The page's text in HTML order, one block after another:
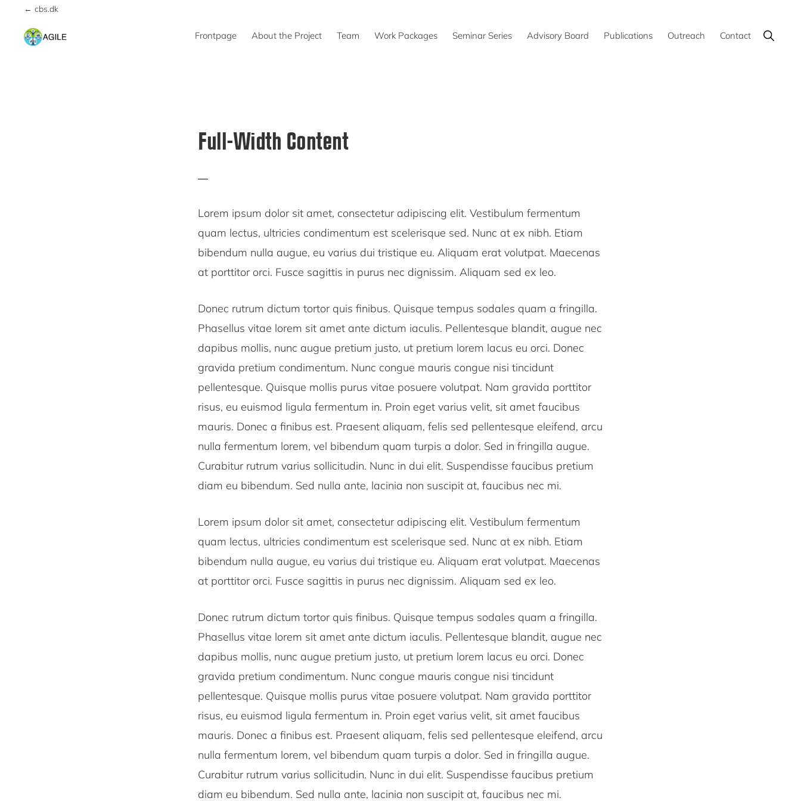
primary
← cbs.dk
Frontpage About the Project Team Work Packages Seminar Series Advisory Board Publications Outreach Contact Show
Search
Full-Width Content
Lorem ipsum dolor sit amet, consectetur adipiscing elit. Vestibulum fermentum
quam lectus, ultricies condimentum est scelerisque sed. Nunc at ex nibh. Etiam
bibendum nulla augue, eu varius dui tristique eu. Aliquam erat volutpat. Maecenas
at porttitor orci. Fusce sagittis in purus nec dignissim. Aliquam sed ex leo.
Donec rutrum dictum tortor quis finibus. Quisque tempus sodales quam a fringilla.
Phasellus vitae lorem sit amet ante dictum iaculis. Pellentesque blandit, augue nec
dapibus mollis, nunc augue pretium justo, ut pretium lorem lacus eu orci. Donec
gravida pretium condimentum. Nunc congue mauris congue nisi tincidunt
pellentesque. Quisque mollis purus vitae posuere volutpat. Nam gravida porttitor
risus, eu euismod ligula fermentum in. Proin eget varius velit, sit amet faucibus
mauris. Donec a finibus est. Praesent aliquam, felis sed pellentesque eleifend, arcu
nulla fermentum lorem, vel bibendum quam turpis a dolor. Sed in fringilla augue.
Curabitur rutrum varius sollicitudin. Nunc in dui elit. Suspendisse faucibus pretium
diam eu bibendum. Sed nulla ante, lacinia non suscipit at, faucibus nec mi.
Lorem ipsum dolor sit amet, consectetur adipiscing elit. Vestibulum fermentum
quam lectus, ultricies condimentum est scelerisque sed. Nunc at ex nibh. Etiam
bibendum nulla augue, eu varius dui tristique eu. Aliquam erat volutpat. Maecenas
at porttitor orci. Fusce sagittis in purus nec dignissim. Aliquam sed ex leo.
Donec rutrum dictum tortor quis finibus. Quisque tempus sodales quam a fringilla.
Phasellus vitae lorem sit amet ante dictum iaculis. Pellentesque blandit, augue nec
dapibus mollis, nunc augue pretium justo, ut pretium lorem lacus eu orci. Donec
gravida pretium condimentum. Nunc congue mauris congue nisi tincidunt
pellentesque. Quisque mollis purus vitae posuere volutpat. Nam gravida porttitor
risus, eu euismod ligula fermentum in. Proin eget varius velit, sit amet faucibus
mauris. Donec a finibus est. Praesent aliquam, felis sed pellentesque eleifend, arcu
nulla fermentum lorem, vel bibendum quam turpis a dolor. Sed in fringilla augue.
Curabitur rutrum varius sollicitudin. Nunc in dui elit. Suspendisse faucibus pretium
diam eu bibendum. Sed nulla ante, lacinia non suscipit at, faucibus nec mi.